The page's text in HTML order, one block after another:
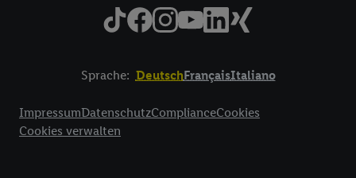
Sprache: DeutschFrançaisItaliano
ImpressumDatenschutzComplianceCookies
Cookies verwalten